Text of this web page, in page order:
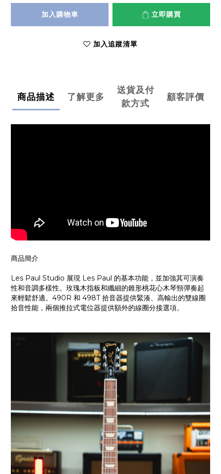
加入購物車 立即購買
加入追蹤清單
商品描述 了解更多
送貨及付
款方式
顧客評價
商品簡介
Les Paul Studio 展現 Les Paul 的基本功能，並加強其可演奏
性和音調多樣性。玫瑰木指板和纖細的錐形桃花心木琴頸彈奏起
來輕鬆舒適。490R 和 498T 拾音器提供緊湊、高輸出的雙線圈
拾音性能，兩個推拉式電位器提供額外的線圈分接選項。